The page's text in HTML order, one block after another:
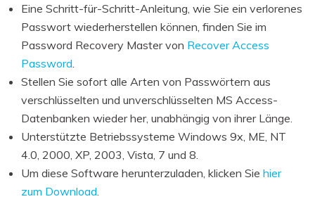
Eine Schritt-für-Schritt-Anleitung, wie Sie ein verlorenes
Passwort wiederherstellen können, finden Sie im
Password Recovery Master von Recover Access
Password
Stellen Sie sofort alle Arten von Passwörtern aus
verschlüsselten und unverschlüsselten MS Access-
Datenbanken wieder her, unabhängig von ihrer Länge.
Unterstützte Betriebssysteme Windows 9x, ME, NT
4.0, 2000, XP, 2003, Vista, 7 und 8.
Um diese Software herunterzuladen, klicken Sie hier
zum Download